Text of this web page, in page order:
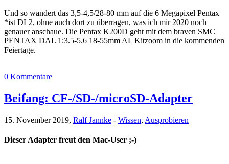
Und so wandert das 3,5-4,5/28-80 mm auf die 6 Megapixel Pentax
*ist DL2, ohne auch dort zu überragen, was ich mir 2020 noch
genauer anschaue. Die Pentax K200D geht mit dem braven SMC
PENTAX DAL 1:3.5-5.6 18-55mm AL Kitzoom in die kommenden
Feiertage.
0 Kommentare
Beifang: CF-/SD-/microSD-Adapter
15. November 2019, Ralf Jannke - Wissen, Ausprobieren
Dieser Adapter freut den Mac-User ;-)